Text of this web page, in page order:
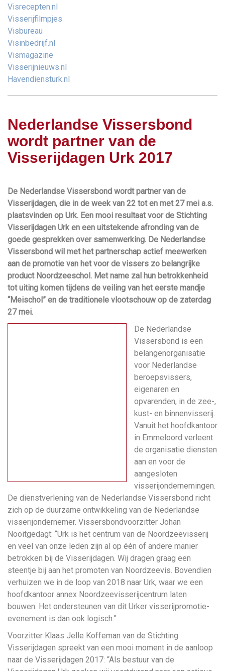
Visrecepten.nl
Visserijfilmpjes
Visbureau
Visinbedrijf.nl
Vismagazine
Visserijnieuws.nl
Havendiensturk.nl
Nederlandse Vissersbond
wordt partner van de
Visserijdagen Urk 2017
De Nederlandse Vissersbond wordt partner van de
Visserijdagen, die in de week van 22 tot en met 27 mei a.s.
plaatsvinden op Urk. Een mooi resultaat voor de Stichting
Visserijdagen Urk en een uitstekende afronding van de
goede gesprekken over samenwerking. De Nederlandse
Vissersbond wil met het partnerschap actief meewerken
aan de promotie van het voor de vissers zo belangrijke
product Noordzeeschol. Met name zal hun betrokkenheid
tot uiting komen tijdens de veiling van het eerste mandje
“Meischol” en de traditionele vlootschouw op de zaterdag
27 mei.
De Nederlandse
Vissersbond is een
belangenorganisatie
voor Nederlandse
beroepsvissers,
eigenaren en
opvarenden, in de zee-,
kust- en binnenvisserij.
Vanuit het hoofdkantoor
in Emmeloord verleent
de organisatie diensten
aan en voor de
aangesloten
visserijondernemingen.
De dienstverlening van de Nederlandse Vissersbond richt
zich op de duurzame ontwikkeling van de Nederlandse
visserijondernemer. Vissersbondvoorzitter Johan
Nooitgedagt: “Urk is het centrum van de Noordzeevisserij
en veel van onze leden zijn al op één of andere manier
betrokken bij de Visserijdagen. Wij dragen graag een
steentje bij aan het promoten van Noordzeevis. Bovendien
verhuizen we in de loop van 2018 naar Urk, waar we een
hoofdkantoor annex Noordzeevisserijcentrum laten
bouwen. Het ondersteunen van dit Urker visserijpromotie-
evenement is dan ook logisch.”
Voorzitter Klaas Jelle Koffeman van de Stichting
Visserijdagen spreekt van een mooi moment in de aanloop
naar de Visserijdagen 2017: “Als bestuur van de